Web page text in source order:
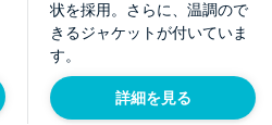
状を採用。さらに、温調ので
きるジャケットが付いていま
す。
詳細を見る